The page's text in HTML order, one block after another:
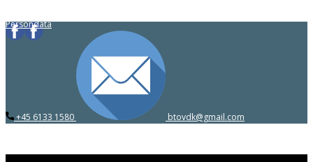
Persondata
​+45 6133 1580 ​btovdk@gmail.com